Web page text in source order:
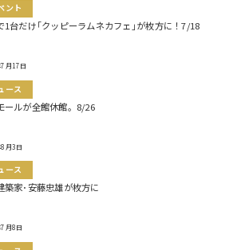
ント
1台だけ｢クッピーラムネカフェ｣が枚方に！7/18
月17日
ース
ールが全館休館。8/26
月3日
ース
築家･安藤忠雄が枚方に
月8日